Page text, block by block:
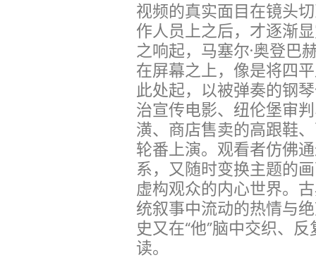
视频的真实面目在镜头
作人员上之后，才逐渐
之响起，马塞尔·奥登巴
在屏幕之上，像是将四
此处起，以被弹奏的钢
治宣传电影、纽伦堡审
潢、商店售卖的高跟鞋
轮番上演。观看者仿佛
系，又随时变换主题的
虚构观众的内心世界。
统叙事中流动的热情与
史又在“他”脑中交织、
读。